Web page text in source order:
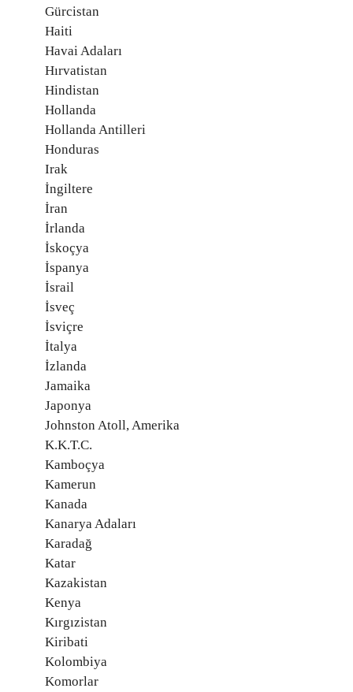
Gürcistan
Haiti
Havai Adaları
Hırvatistan
Hindistan
Hollanda
Hollanda Antilleri
Honduras
Irak
İngiltere
İran
İrlanda
İskoçya
İspanya
İsrail
İsveç
İsviçre
İtalya
İzlanda
Jamaika
Japonya
Johnston Atoll, Amerika
K.K.T.C.
Kamboçya
Kamerun
Kanada
Kanarya Adaları
Karadağ
Katar
Kazakistan
Kenya
Kırgızistan
Kiribati
Kolombiya
Komorlar